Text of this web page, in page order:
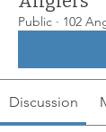
Public · 102
Discussion